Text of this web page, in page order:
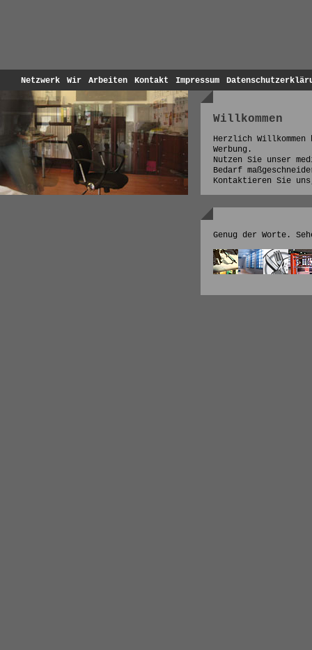
Netzwerk Wir Arbeiten Kontakt Impressum
Willkommen
Herzlich
Werbung.
Nutzen Sie unser
Bedarf
Kontaktieren Sie
Genug der Worte.